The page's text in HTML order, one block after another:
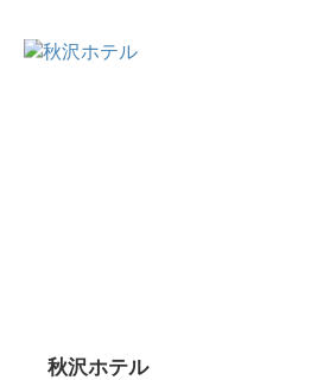
秋沢ホテル